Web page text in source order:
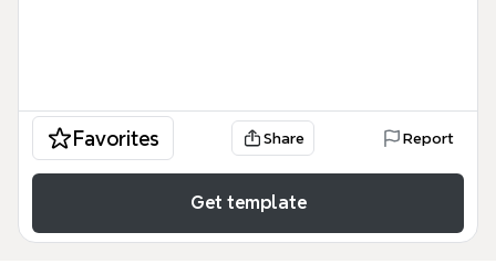
Favorites Share Report
Get template